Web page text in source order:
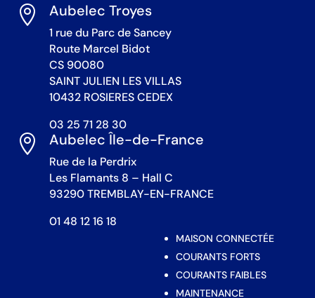
 Aubelec Troyes
1 rue du Parc de Sancey
Route Marcel Bidot
CS 90080
SAINT JULIEN LES VILLAS
10432 ROSIERES CEDEX
03 25 71 28 30
 Aubelec Île-de-France
Rue de la Perdrix
Les Flamants 8 – Hall C
93290 TREMBLAY-EN-FRANCE
01 48 12 16 18
MAISON CONNECTÉE
COURANTS FORTS
COURANTS FAIBLES
MAINTENANCE